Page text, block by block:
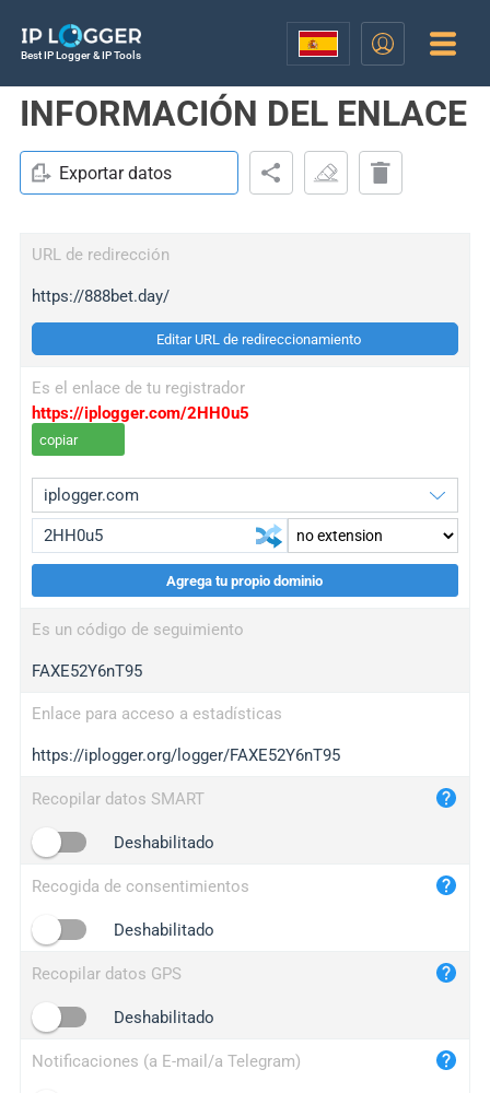
Best IP Logger & IP Tools
INFORMACIÓN DEL ENLACE
Exportar datos
URL de redirección
https://888bet.day/
Editar URL de redireccionamiento
Es el enlace de tu registrador
https://iplogger.com/2HH0u5
copiar
wl.gl
ed.tc
iplogger.com
maper.info
2no.co
yip.su
iplogger.info
Agrega tu propio dominio
Es un código de seguimiento
FAXE52Y6nT95
Enlace para acceso a estadísticas
https://iplogger.org/logger/FAXE52Y6nT95
Recopilar datos SMART
Deshabilitado
Recogida de consentimientos
Deshabilitado
Recopilar datos GPS
Deshabilitado
Notificaciones (a E-mail/a Telegram)